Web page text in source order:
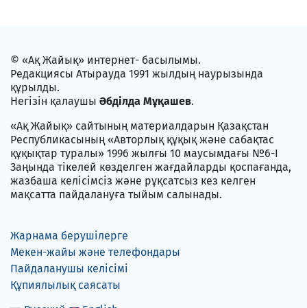
© «Ақ Жайық» интернет- басылымы.
Редакциясы Атырауда 1991 жылдың наурызында
құрылды.
Негізін қалаушы Әбділда Мұқашев.
«Ақ Жайық» сайтының материалдарын Қазақстан
Республикасының «Авторлық құқық және сабақтас
құқықтар туралы» 1996 жылғы 10 маусымдағы №6-I
Заңында тікелей көзделген жағдайларды қоспағанда,
жазбаша келісімсіз және рұқсатсыз кез келген
мақсатта пайдалануға тыйым салынады.
Жарнама берушілерге
Мекен-жайы және телефондары
Пайдаланушы келісімі
Құпиялылық саясаты